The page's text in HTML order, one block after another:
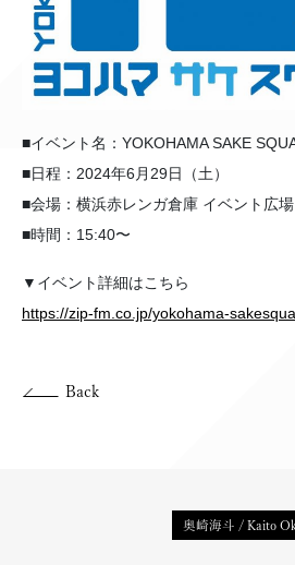
■イベント名：YOKOHAMA SAKE
■日程：2024年6月29日（土）
■会場：横浜赤レンガ倉庫 イベント広場
■時間：15:40〜
▼イベント詳細はこちら
https://zip-fm.co.jp/yokohama-
Back
奥崎海斗 / Kaito